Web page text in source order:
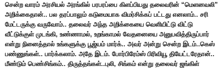
சென்ற வாரம் அரசியல் அரங்கில் பரபரப்பை கிளப்பியது தலைவரின் “மெளனவலி”
அறிக்கைதான்.. பல தரப்பாலும் கடுமையாக விமர்சிக்கப் பட்டது எனலாம்.. சரி
மேட்டருக்கு வருவோம்.. தலைவர் அந்த அறிக்கையை வெளியிட்டு விட்டு
வீட்டுக்குள் முடங்கி, உண்ணாமல், உறங்காமல் வேதனையை அனுபவித்திருப்பார்
என்று நினைத்தால் உங்களுக்கு பூஜ்யம் மார்க்.. அவர் அன்று சென்ற இடம்..கெஸ்
பண்ணுங்கள்.. பார்க்கலாம். அதே இடம். போர்பிரேம்ஸ் பிரிவியூ தியேட்டரேதான்..
மீண்டும் பெண்சிங்கம்.. திருத்தங்கள்..புலி, சிங்கம் என்று தலைவர் ஜங்கிள்